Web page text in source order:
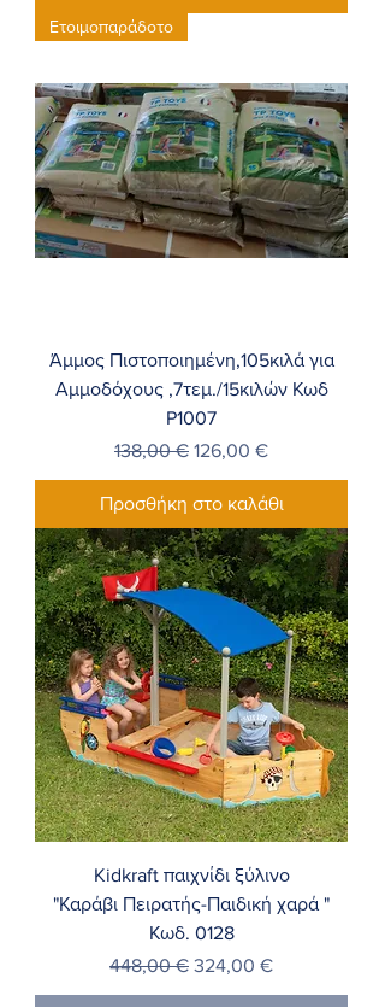
Ετοιμοπαράδοτο
Άμμος Πιστοποιημένη,105κιλά για
Αμμοδόχους ,7τεμ./15κιλών Κωδ
P1007
Κανονική τιμή
138,00 € Τιμή Έκπτωσης
126,00 €
Προσθήκη στο καλάθι
Kidkraft παιχνίδι ξύλινο
"Καράβι Πειρατής-Παιδική χαρά "
Κωδ. 0128
Κανονική τιμή
448,00 € Τιμή Έκπτωσης
324,00 €